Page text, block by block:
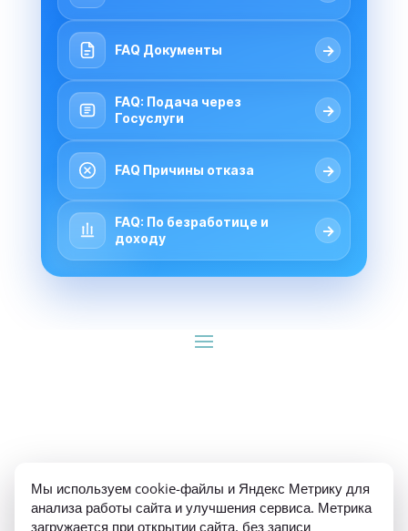
FAQ Документы →
FAQ: Подача через
Госуслуги
→
FAQ Причины отказа →
FAQ: По безработице и
доходу
→
ИП Гуляев Е.А. ОГРН 310784709900570 ИНН
781020474307
Мы используем cookie-файлы и Яндекс Метрику для
анализа работы сайта и улучшения сервиса. Метрика
загружается при открытии сайта, без записи